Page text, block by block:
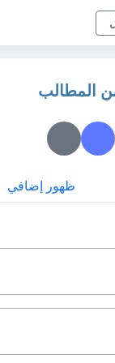
المطالب
ظهور إضافي